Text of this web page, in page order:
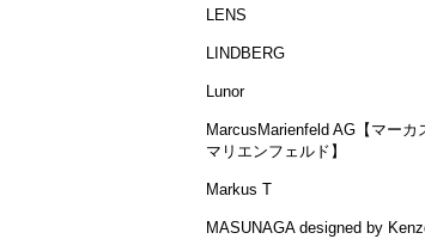
LENS
LINDBERG
Lunor
MarcusMarienfeld AG【マーカ
マリエンフェルド】
Markus T
MASUNAGA designed by